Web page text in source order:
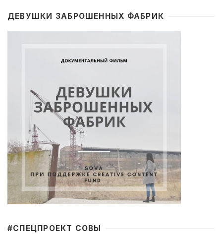
ДЕВУШКИ ЗАБРОШЕННЫХ ФАБРИК
#CПЕЦПРОЕКТ СОВЫ